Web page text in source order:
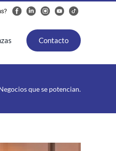
Contacto
que se potencian.